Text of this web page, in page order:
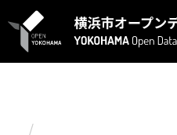
キ